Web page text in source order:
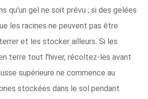
qu'un gel ne soit prévu ; si des gelées
les racines ne peuvent pas être
et les stocker ailleurs. Si les
terre tout l'hiver, récoltez-les avant
supérieure ne commence au
stockées dans le sol pendant